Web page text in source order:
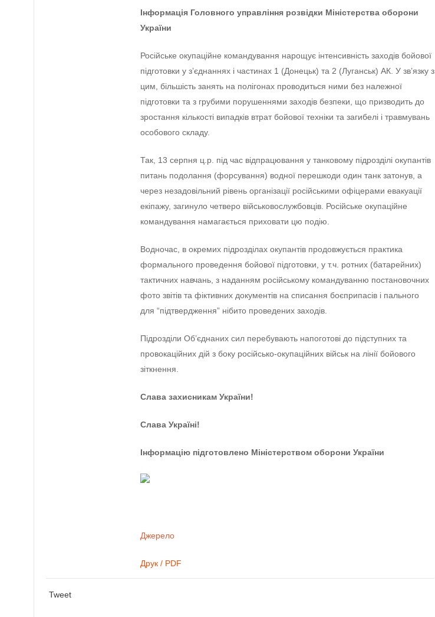
Інформація Головного управління розвідки Міністерства оборони
України
Російське окупаційне командування нарощує інтенсивність заходів бойової
підготовки у з’єднаннях і частинах 1 (Донецьк) та 2 (Луганськ) АК. У зв’язку з
цим, більшість занять на полігонах проводиться ними без належної
підготовки та з грубими порушеннями заходів безпеки, що призводить до
зростання кількості випадків втрат бойової техніки та загибелі і травмувань
особового складу.
Так, 13 серпня ц.р. під час відпрацювання у танковому підрозділі окупантів
питань подолання (форсування) водної перешкоди один танк затонув, а
через незадовільний рівень організації російськими офіцерами евакуації
екіпажу, загинуло четверо військовослужбовців. Російське окупаційне
командування намагається приховати цю подію.
Водночас, в окремих підрозділах окупантів продовжується практика
формального проведення бойової підготовки, у т.ч. ротних (батарейних)
тактичних навчань, з наданням російському командуванню постановочних
фото звітів та фіктивних документів на списання боєприпасів і пального
для “підтвердження” нібито проведених заходів.
Підрозділи Об’єднаних сил перебувають напоготові до підступних та
провокаційних дій з боку російсько-окупаційних військ на лінії бойового
зіткнення.
Слава захисникам України!
Слава Україні!
Інформацію підготовлено Міністерством оборони України
Джерело
Друк / PDF
Tweet